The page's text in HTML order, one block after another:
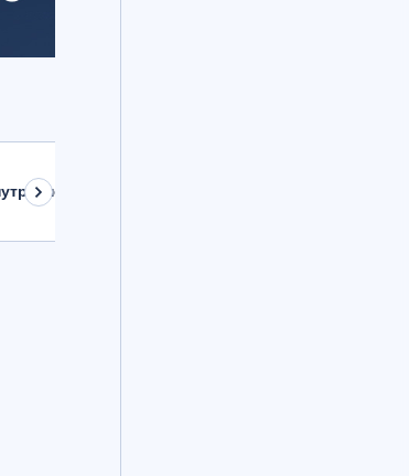
рынке валюту на 8,9 млрд рублей с